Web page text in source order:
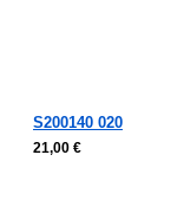
S200140 020
21,00 €